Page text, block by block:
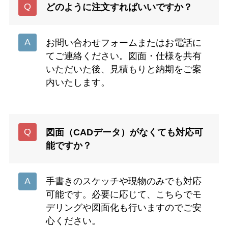
どのように注文すればいいですか？
お問い合わせフォームまたはお電話に
てご連絡ください。図面・仕様を共有
いただいた後、見積もりと納期をご案
内いたします。
図面（CADデータ）がなくても対応可
能ですか？
手書きのスケッチや現物のみでも対応
可能です。必要に応じて、こちらでモ
デリングや図面化も行いますのでご安
心ください。